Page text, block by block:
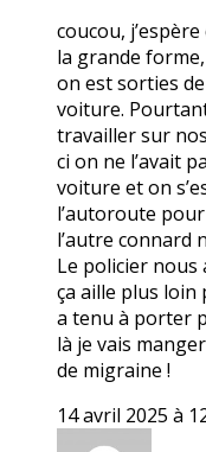
coucou,
la grande
on est sorties
voiture.
travailler sur
ci on ne l’avait
voiture et on
l’autoroute
l’autre connard
Le policier nous
ça aille plus loin
a tenu à porter
là je vais
de migraine !
14 avril 2025 à